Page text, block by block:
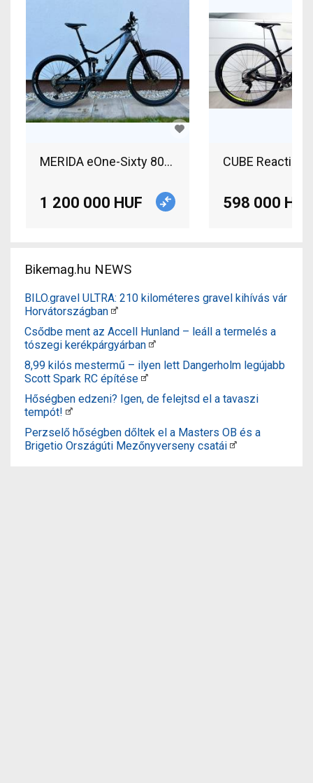
MERIDA eOne-Sixty 8000 Electric Mountain
1 200 000 HUF
CUBE Reaction
598 000 HUF
Bikemag.hu NEWS
BILO.gravel ULTRA: 210 kilométeres gravel kihívás vár
Horvátországban
Csődbe ment az Accell Hunland – leáll a termelés a
tószegi kerékpárgyárban
8,99 kilós mestermű – ilyen lett Dangerholm legújabb
Scott Spark RC építése
Hőségben edzeni? Igen, de felejtsd el a tavaszi
tempót!
Perzselő hőségben dőltek el a Masters OB és a
Brigetio Országúti Mezőnyverseny csatái